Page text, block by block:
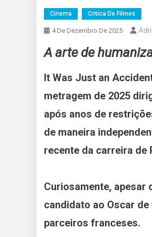
Cinema Critica De Filmes
4 De Dezembro De 2025
A arte de
It Was Just an
metragem de 2025
após anos de
de maneira
recente da carreira de
Curiosamente, apesar
candidato ao Oscar
parceiros franceses.